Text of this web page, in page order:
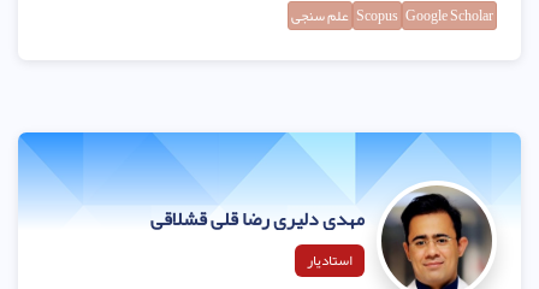
Google Scholar
Scopus علم سنجی
مهدی دلیری رضا قلی قشلاقی
استادیار